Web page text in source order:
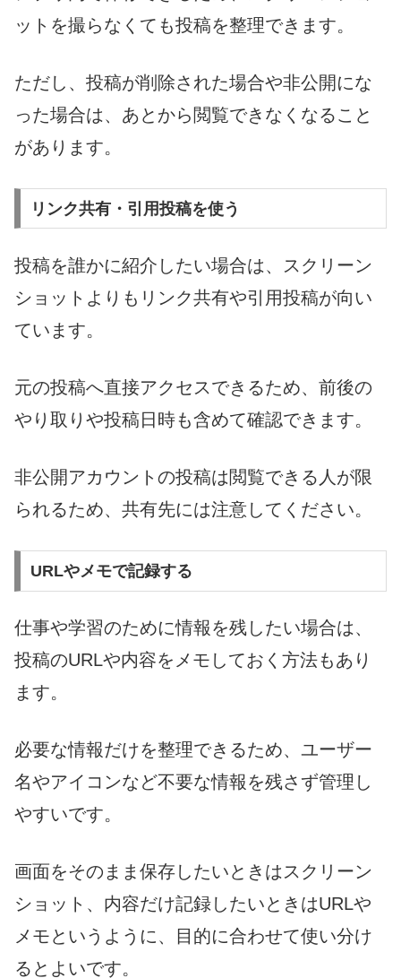
ットを撮らなくても投稿を整理できます。
ただし、投稿が削除された場合や非公開にな
った場合は、あとから閲覧できなくなること
があります。
リンク共有・引用投稿を使う
投稿を誰かに紹介したい場合は、スクリーン
ショットよりもリンク共有や引用投稿が向い
ています。
元の投稿へ直接アクセスできるため、前後の
やり取りや投稿日時も含めて確認できます。
非公開アカウントの投稿は閲覧できる人が限
られるため、共有先には注意してください。
URLやメモで記録する
仕事や学習のために情報を残したい場合は、
投稿のURLや内容をメモしておく方法もあり
ます。
必要な情報だけを整理できるため、ユーザー
名やアイコンなど不要な情報を残さず管理し
やすいです。
画面をそのまま保存したいときはスクリーン
ショット、内容だけ記録したいときはURLや
メモというように、目的に合わせて使い分け
るとよいです。